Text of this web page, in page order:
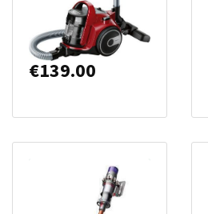
Ηλεκτρική Σκούπα
700W με Κάδο 1.5lt
Κόκκινη
€139.00